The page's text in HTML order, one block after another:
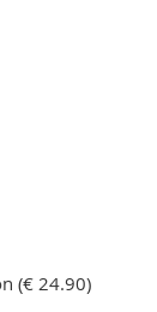
(€ 24.90)